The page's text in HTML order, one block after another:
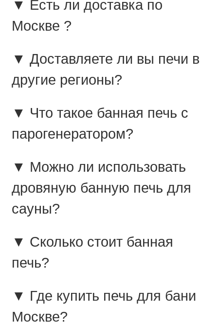
▼ Есть ли доставка по
Москве ?
▼ Доставляете ли вы печи в
другие регионы?
▼ Что такое банная печь с
парогенератором?
▼ Можно ли использовать
дровяную банную печь для
сауны?
▼ Сколько стоит банная
печь?
▼ Где купить печь для бани
Москве?